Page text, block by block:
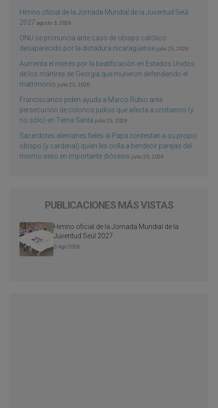
Himno oficial de la Jornada Mundial de la Juventud Seúl
2027 agosto 3, 2026
ONU se pronuncia ante caso de obispo católico
desaparecido por la dictadura nicaragüense julio 25, 2026
Aumenta el interés por la beatificación en Estados Unidos
de los mártires de Georgia que murieron defendiendo el
matrimonio julio 25, 2026
Franciscanos piden ayuda a Marco Rubio ante
persecución de colonos judíos que afecta a cristianos (y
no sólo) en Tierra Santa julio 25, 2026
Sacerdotes alemanes fieles al Papa contestan a su propio
obispo (y cardenal) quien les orilla a bendecir parejas del
mismo sexo en importante diócesis julio 25, 2026
PUBLICACIONES MÁS VISTAS
Himno oficial de la Jornada Mundial de la
Juventud Seúl 2027
3 Ago 2026